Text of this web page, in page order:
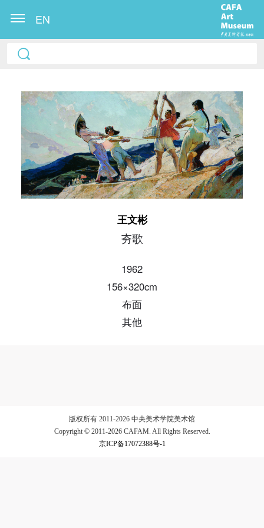
EN
王文彬
夯歌
1962
156×320cm
布面
其他
版权所有 2011-2026 中央美术学院美术馆
Copyright © 2011-2026 CAFAM. All Rights Reserved.
京ICP备17072388号-1
快捷登录 帐号密码登录
手机号码将作为您的登录账号